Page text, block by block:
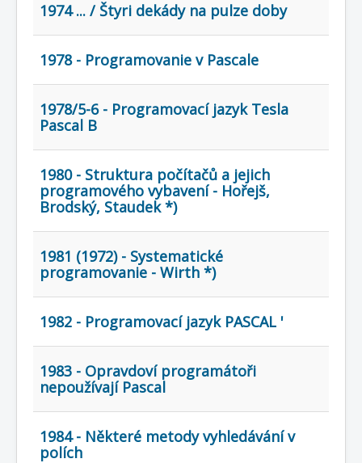
1974 ... / Štyri dekády na pulze doby
1978 - Programovanie v Pascale
1978/5-6 - Programovací jazyk Tesla
Pascal B
1980 - Struktura počítačů a jejich
programového vybavení - Hořejš,
Brodský, Staudek *)
1981 (1972) - Systematické
programovanie - Wirth *)
1982 - Programovací jazyk PASCAL '
1983 - Opravdoví programátoři
nepoužívají Pascal
1984 - Některé metody vyhledávání v
polích